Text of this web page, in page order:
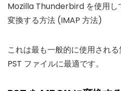
Mozilla Thunderbird を使用し
変換する方法 (IMAP 方法)
これは最も一般的に使用され
PST ファイルに最適です。